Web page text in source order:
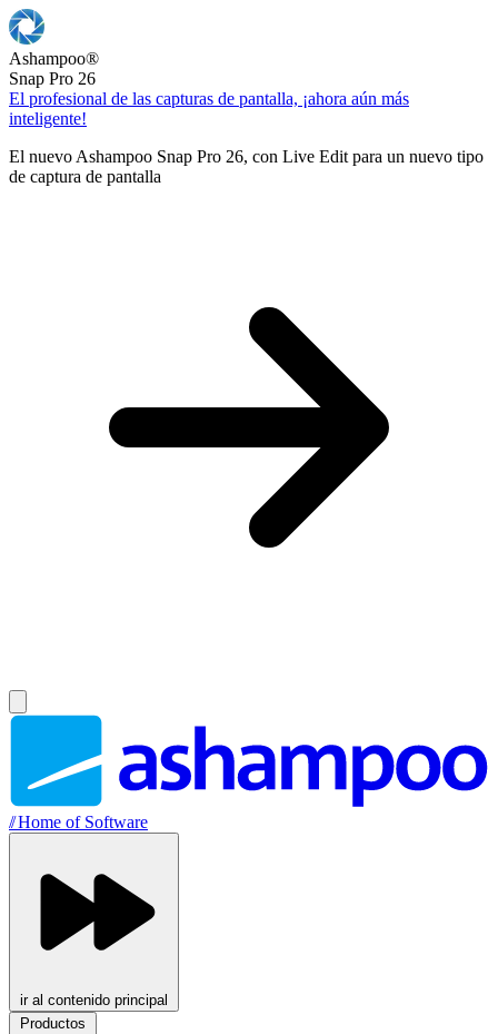
Ashampoo®
Snap Pro 26
El profesional de las capturas de pantalla, ¡ahora aún más
inteligente!
El nuevo Ashampoo Snap Pro 26, con Live Edit para un nuevo tipo
de captura de pantalla
//Home of Software
ir al contenido principal
Productos